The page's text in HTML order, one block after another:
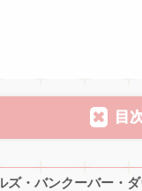
目
ズ・バンクーバー・